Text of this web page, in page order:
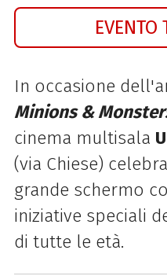
EVENTO
In occasione
Minions &
cinema multisala
(via Chiese)
grande schermo
iniziative speciali
di tutte le età.